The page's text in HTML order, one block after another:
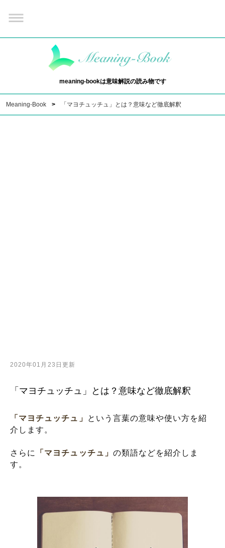
meaning-bookは意味解説の読み物です
Meaning-Book 「マヨチュッチュ」とは？意味など徹底解釈
2020年01月23日更新
「マヨチュッチュ」とは？意味など徹底解釈
「マヨチュッチュ」
という言葉の意味や使い方を紹
介します。
さらに 「マヨチュッチュ」 の類語などを紹介しま
す。